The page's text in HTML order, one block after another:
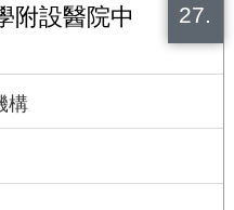
27.
附設醫院中
構